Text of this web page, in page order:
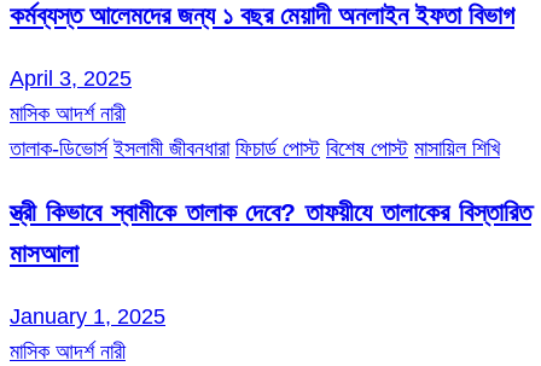
কর্মব্যস্ত আলেমদের জন্য ১ বছর মেয়াদী অনলাইন ইফতা বিভাগ
April 3, 2025
মাসিক আদর্শ নারী
তালাক-ডিভোর্স ইসলামী জীবনধারা ফিচার্ড পোস্ট বিশেষ পোস্ট মাসায়িল শিখি
স্ত্রী কিভাবে স্বামীকে তালাক দেবে? তাফয়ীযে তালাকের বিস্তারিত
মাসআলা
January 1, 2025
মাসিক আদর্শ নারী